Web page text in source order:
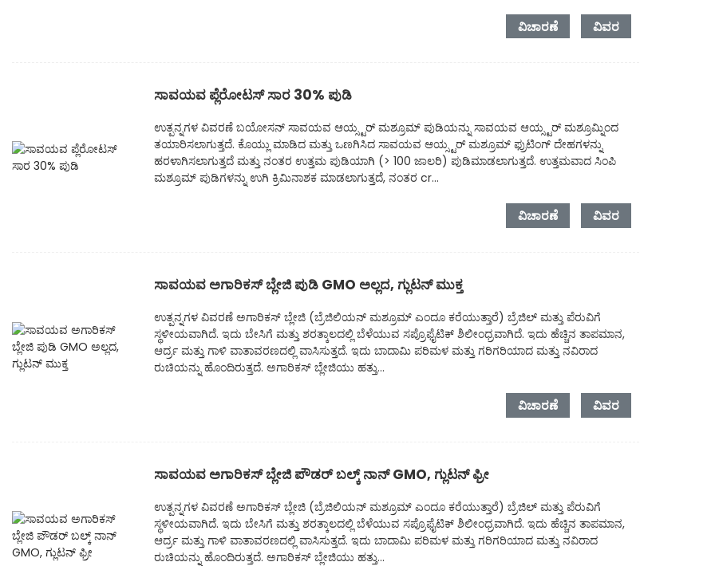
ವಿಚಾರಣೆ ವಿವರ
ಸಾವಯವ ಪ್ಲೆರೋಟಸ್ ಸಾರ 30% ಪುಡಿ
ಉತ್ಪನ್ನಗಳ ವಿವರಣೆ ಬಯೋಸನ್ ಸಾವಯವ ಆಯ್ಸ್ಟರ್ ಮಶ್ರೂಮ್ ಪುಡಿಯನ್ನು ಸಾವಯವ ಆಯ್ಸ್ಟರ್ ಮಶ್ರೂಮ್ನಿಂದ
ತಯಾರಿಸಲಾಗುತ್ತದೆ. ಕೊಯ್ಲು ಮಾಡಿದ ಮತ್ತು ಒಣಗಿಸಿದ ಸಾವಯವ ಆಯ್ಸ್ಟರ್ ಮಶ್ರೂಮ್ ಫ್ರುಟಿಂಗ್ ದೇಹಗಳನ್ನು
ಹರಳಾಗಿಸಲಾಗುತ್ತದೆ ಮತ್ತು ನಂತರ ಉತ್ತಮ ಪುಡಿಯಾಗಿ (> 100 ಜಾಲರಿ) ಪುಡಿಮಾಡಲಾಗುತ್ತದೆ. ಉತ್ತಮವಾದ ಸಿಂಪಿ
ಮಶ್ರೂಮ್ ಪುಡಿಗಳನ್ನು ಉಗಿ ಕ್ರಿಮಿನಾಶಕ ಮಾಡಲಾಗುತ್ತದೆ, ನಂತರ cr...
ವಿಚಾರಣೆ ವಿವರ
ಸಾವಯವ ಅಗಾರಿಕಸ್ ಬ್ಲೇಜಿ ಪುಡಿ GMO ಅಲ್ಲದ, ಗ್ಲುಟನ್ ಮುಕ್ತ
ಉತ್ಪನ್ನಗಳ ವಿವರಣೆ ಅಗಾರಿಕಸ್ ಬ್ಲೇಜಿ (ಬ್ರೆಜಿಲಿಯನ್ ಮಶ್ರೂಮ್ ಎಂದೂ ಕರೆಯುತ್ತಾರೆ) ಬ್ರೆಜಿಲ್ ಮತ್ತು ಪೆರುವಿಗೆ
ಸ್ಥಳೀಯವಾಗಿದೆ. ಇದು ಬೇಸಿಗೆ ಮತ್ತು ಶರತ್ಕಾಲದಲ್ಲಿ ಬೆಳೆಯುವ ಸಪ್ರೊಫೈಟಿಕ್ ಶಿಲೀಂಧ್ರವಾಗಿದೆ. ಇದು ಹೆಚ್ಚಿನ ತಾಪಮಾನ,
ಆರ್ದ್ರ ಮತ್ತು ಗಾಳಿ ವಾತಾವರಣದಲ್ಲಿ ವಾಸಿಸುತ್ತದೆ. ಇದು ಬಾದಾಮಿ ಪರಿಮಳ ಮತ್ತು ಗರಿಗರಿಯಾದ ಮತ್ತು ನವಿರಾದ
ರುಚಿಯನ್ನು ಹೊಂದಿರುತ್ತದೆ. ಅಗಾರಿಕಸ್ ಬ್ಲೇಜಿಯು ಹತ್ತು...
ವಿಚಾರಣೆ ವಿವರ
ಸಾವಯವ ಅಗಾರಿಕಸ್ ಬ್ಲೇಜಿ ಪೌಡರ್ ಬಲ್ಕ್ ನಾನ್ GMO, ಗ್ಲುಟನ್ ಫ್ರೀ
ಉತ್ಪನ್ನಗಳ ವಿವರಣೆ ಅಗಾರಿಕಸ್ ಬ್ಲೇಜಿ (ಬ್ರೆಜಿಲಿಯನ್ ಮಶ್ರೂಮ್ ಎಂದೂ ಕರೆಯುತ್ತಾರೆ) ಬ್ರೆಜಿಲ್ ಮತ್ತು ಪೆರುವಿಗೆ
ಸ್ಥಳೀಯವಾಗಿದೆ. ಇದು ಬೇಸಿಗೆ ಮತ್ತು ಶರತ್ಕಾಲದಲ್ಲಿ ಬೆಳೆಯುವ ಸಪ್ರೊಫೈಟಿಕ್ ಶಿಲೀಂಧ್ರವಾಗಿದೆ. ಇದು ಹೆಚ್ಚಿನ ತಾಪಮಾನ,
ಆರ್ದ್ರ ಮತ್ತು ಗಾಳಿ ವಾತಾವರಣದಲ್ಲಿ ವಾಸಿಸುತ್ತದೆ. ಇದು ಬಾದಾಮಿ ಪರಿಮಳ ಮತ್ತು ಗರಿಗರಿಯಾದ ಮತ್ತು ನವಿರಾದ
ರುಚಿಯನ್ನು ಹೊಂದಿರುತ್ತದೆ. ಅಗಾರಿಕಸ್ ಬ್ಲೇಜಿಯು ಹತ್ತು...